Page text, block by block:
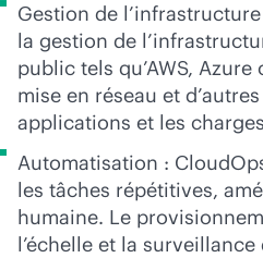
Gestion de
la gestion de
public tels qu’AWS,
mise en réseau et
applications et les
Automatisation :
les tâches répétitives,
humaine. Le
l’échelle et la